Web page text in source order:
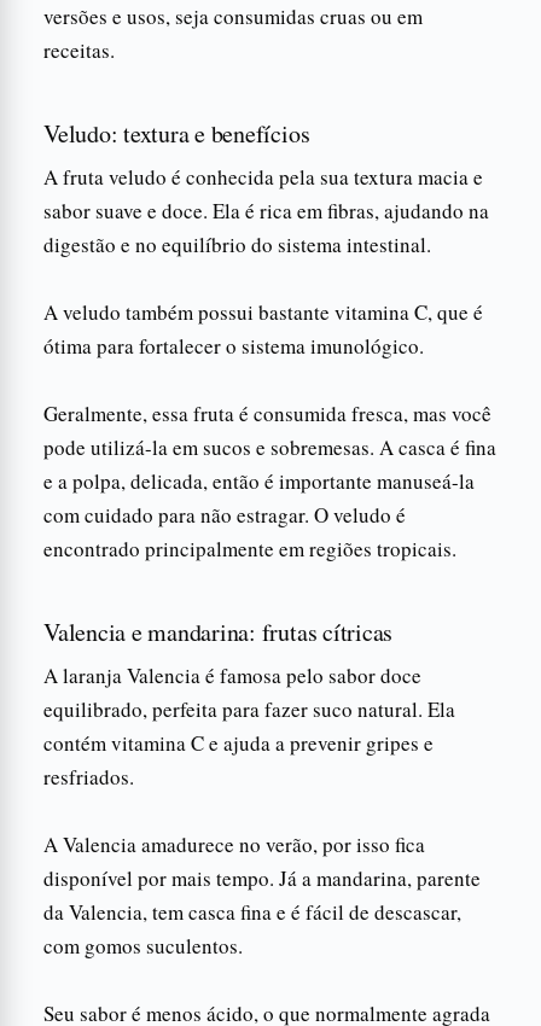
versões e usos, seja consumidas cruas ou em
receitas.
Veludo: textura e benefícios
A fruta veludo é conhecida pela sua textura macia e
sabor suave e doce. Ela é rica em fibras, ajudando na
digestão e no equilíbrio do sistema intestinal.
A veludo também possui bastante vitamina C, que é
ótima para fortalecer o sistema imunológico.
Geralmente, essa fruta é consumida fresca, mas você
pode utilizá-la em sucos e sobremesas. A casca é fina
e a polpa, delicada, então é importante manuseá-la
com cuidado para não estragar. O veludo é
encontrado principalmente em regiões tropicais.
Valencia e mandarina: frutas cítricas
A laranja Valencia é famosa pelo sabor doce
equilibrado, perfeita para fazer suco natural. Ela
contém vitamina C e ajuda a prevenir gripes e
resfriados.
A Valencia amadurece no verão, por isso fica
disponível por mais tempo. Já a mandarina, parente
da Valencia, tem casca fina e é fácil de descascar,
com gomos suculentos.
Seu sabor é menos ácido, o que normalmente agrada